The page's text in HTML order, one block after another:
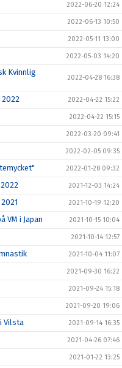
2022-06-20 12:24
2022-06-13 10:50
2022-05-11 13:00
2022-05-03 14:20
Kvinnlig
2022-04-28 16:38
2022-04-22 15:22
2022-04-22 15:15
2022-03-20 09:41
2022-02-05 09:35
2022-01-28 09:32
2021-12-03 14:24
2021-10-19 12:20
VM i Japan 2021-10-15 10:04
2021-10-14 12:57
2021-10-04 11:07
2021-09-30 16:22
2021-09-24 15:18
2021-09-20 19:06
Vilsta 2021-09-14 16:35
2021-04-26 07:46
2021-01-22 13:25